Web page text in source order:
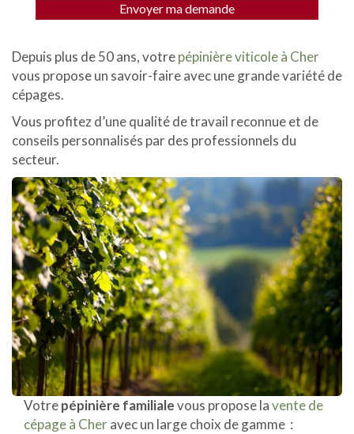
Envoyer ma demande
Depuis plus de 50 ans, votrepépinière viticole à Cher
vous propose un savoir-faire avec une grande variété de
cépages.
Vous profitez d’une qualité de travail reconnue et de
conseils personnalisés par des professionnels du
secteur.
Votrepépinière familialevous propose lavente de
cépage à Cheravec un large choix de gamme :